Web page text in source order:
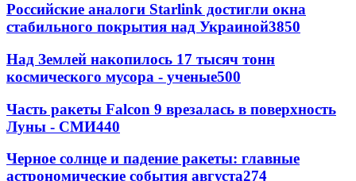
Российские аналоги Starlink достигли окна
стабильного покрытия над Украиной3850
Над Землей накопилось 17 тысяч тонн
космического мусора - ученые500
Часть ракеты Falcon 9 врезалась в поверхность
Луны - СМИ440
Черное солнце и падение ракеты: главные
астрономические события августа274